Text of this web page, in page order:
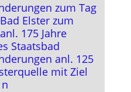
zum Tag
Elster zum
175 Jahre
Staatsbad
anl. 125
mit Ziel